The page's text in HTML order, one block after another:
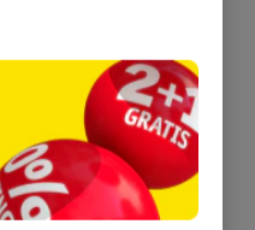
formaten
gaat stempelen op